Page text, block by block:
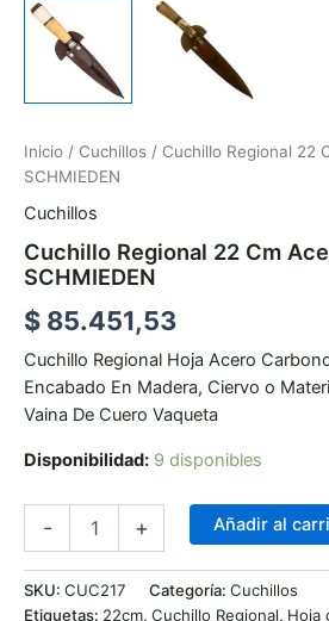
Inicio / Cuchillos / Cuchillo Regional 22
SCHMIEDEN
Cuchillos
Cuchillo Regional 22 Cm
SCHMIEDEN
$ 85.451,53
Cuchillo Regional Hoja Acero
Encabado En Madera, Ciervo o
Vaina De Cuero Vaqueta
Disponibilidad: 9 disponibles
- + Añadir al
SKU: CUC217 Categoría: Cuchillos
Etiquetas: 22cm, Cuchillo Regional, Hoja